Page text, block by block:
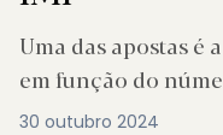
Uma das apostas é
em função do
30 outubro 2024